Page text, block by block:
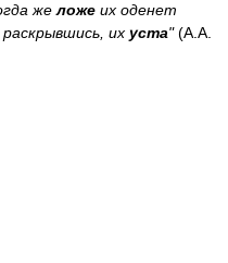
желоже их оденет
их уста"(А.А.